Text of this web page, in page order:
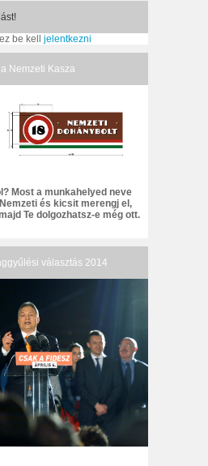
be kell jelentkezni
Nemzeti Kasza
Most a munkahelyed neve
és kicsit merengj el,
Te dolgozhatsz-e még ott.
választás 2014